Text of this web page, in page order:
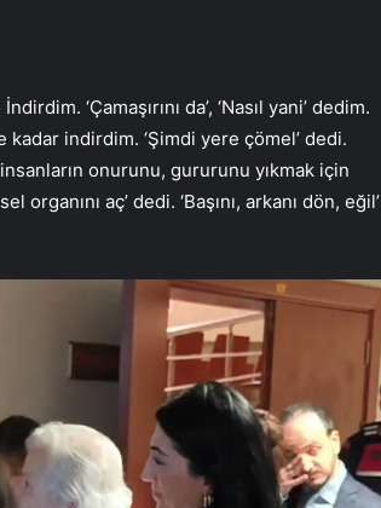
‘Çamaşırını da’, ‘Nasıl yani’ dedim.
kadar indirdim. ‘Şimdi yere çömel’ dedi.
onurunu, gururunu yıkmak için
organını aç’ dedi. ‘Başını, arkanı dön, eğil’